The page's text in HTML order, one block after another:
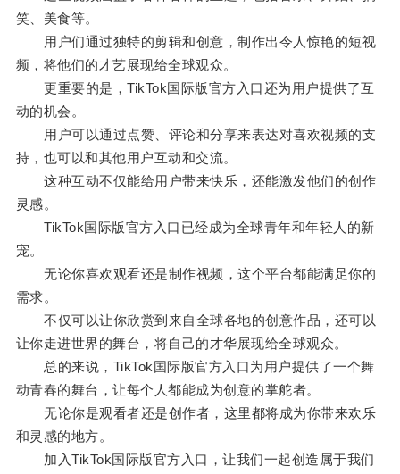
笑、美食等。
用户们通过独特的剪辑和创意，制作出令人惊艳的短视
频，将他们的才艺展现给全球观众。
更重要的是，TikTok国际版官方入口还为用户提供了互
动的机会。
用户可以通过点赞、评论和分享来表达对喜欢视频的支
持，也可以和其他用户互动和交流。
这种互动不仅能给用户带来快乐，还能激发他们的创作
灵感。
TikTok国际版官方入口已经成为全球青年和年轻人的新
宠。
无论你喜欢观看还是制作视频，这个平台都能满足你的
需求。
不仅可以让你欣赏到来自全球各地的创意作品，还可以
让你走进世界的舞台，将自己的才华展现给全球观众。
总的来说，TikTok国际版官方入口为用户提供了一个舞
动青春的舞台，让每个人都能成为创意的掌舵者。
无论你是观看者还是创作者，这里都将成为你带来欢乐
和灵感的地方。
加入TikTok国际版官方入口，让我们一起创造属于我们